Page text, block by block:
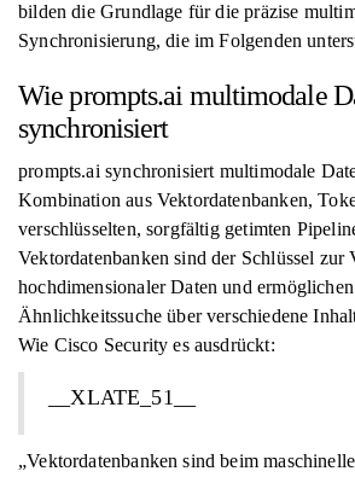
bilden die Grundlage für die präzise
Synchronisierung, die im Folgenden
Wie prompts.ai multimodale
synchronisiert
prompts.ai synchronisiert multimodale
Kombination aus Vektordatenbanken,
verschlüsselten, sorgfältig getimten
Vektordatenbanken sind der Schlüssel zur
hochdimensionaler Daten und
Ähnlichkeitssuche über verschiedene
Wie Cisco Security es ausdrückt:
__XLATE_51__
„Vektordatenbanken sind beim